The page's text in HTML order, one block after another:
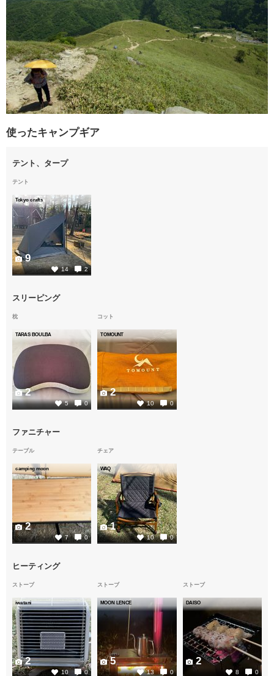
使ったキャンプギア
テント、タープ
テント
Tokyo crafts
14 2
9
スリーピング
枕
TARAS BOULBA
5 0
2
コット
TOMOUNT
10 0
2
ファニチャー
テーブル
camping moon
7 0
2
チェア
WAQ
10 0
1
ヒーティング
ストーブ
iwatani
10 0
2
ストーブ
MOON LENCE
13 0
5
ストーブ
DAISO
8 0
2